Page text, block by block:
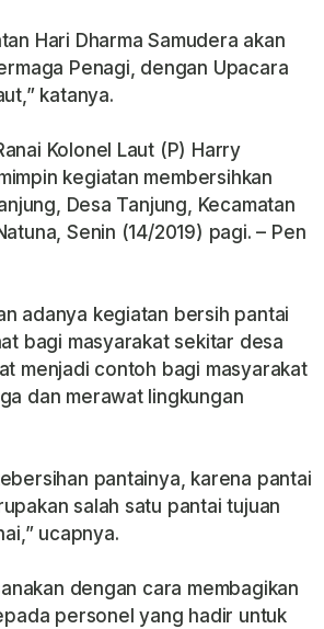
Hari Dharma Samudera akan
Penagi, dengan Upacara
katanya.
Kolonel Laut (P) Harry
kegiatan membersihkan
Desa Tanjung, Kecamatan
Senin (14/2019) pagi. – Pen
adanya kegiatan bersih pantai
bagi masyarakat sekitar desa
menjadi contoh bagi masyarakat
dan merawat lingkungan
pantainya, karena pantai
salah satu pantai tujuan
ucapnya.
dengan cara membagikan
personel yang hadir untuk